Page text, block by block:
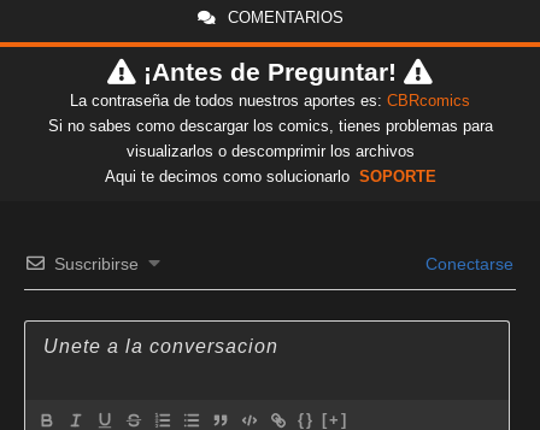
COMENTARIOS
¡Antes de Preguntar!
La contraseña de todos nuestros aportes es: CBRcomics
Si no sabes como descargar los comics, tienes problemas para
visualizarlos o descomprimir los archivos
Aqui te decimos como solucionarlo SOPORTE
Suscribirse Conectarse
{} [+]